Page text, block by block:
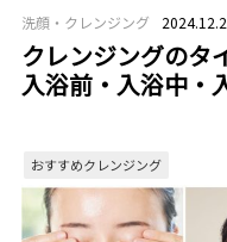
洗顔・クレンジング
クレンジングのタ
入浴前・入浴中・
おすすめクレンジング